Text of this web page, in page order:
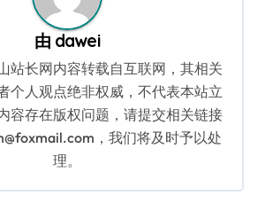
由 dawei
站长网内容转载自互联网，其相关
个人观点绝非权威，不代表本站立
容存在版权问题，请提交相关链接
，我们将及时予以处
理。